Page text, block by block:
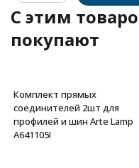
C этим
покупают
Комплект прямых
соединителей 2шт для
профилей и шин Arte Lamp
A641105I